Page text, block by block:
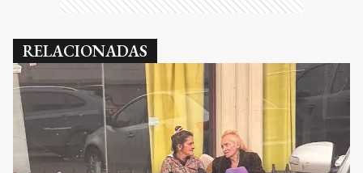
RELACIONADAS